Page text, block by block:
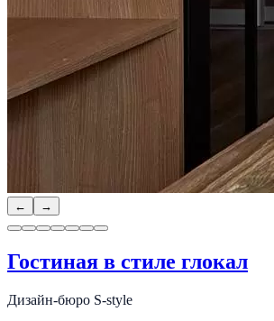
← →
Гостиная в стиле глокал
Дизайн-бюро S-style